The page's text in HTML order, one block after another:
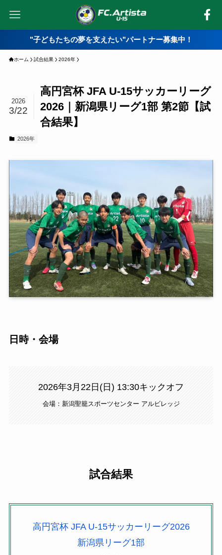
"子どもたちの夢を支えたい"パートナー募集中！
ホーム 試合結果 2026年
高円宮杯 JFA U-15サッカーリーグ
2026｜新潟県リーグ1部 第2節【試
合結果】
2026
3/22
2026年
日時・会場
2026年3月22日(日) 13:30キックオフ
会場：新潟聖籠スポーツセンター アルビレッジ
試合結果
高円宮杯 JFA U-15サッカーリーグ2026
新潟県リーグ1部